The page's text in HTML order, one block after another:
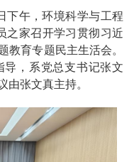
下午，环境科学与工程
之家召开学习贯彻习近
教育专题民主生活会。
，系党总支书记张文
由张文真主持。